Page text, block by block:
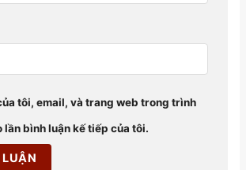
tôi, email, và trang web trong trình
lần bình luận kế tiếp của tôi.